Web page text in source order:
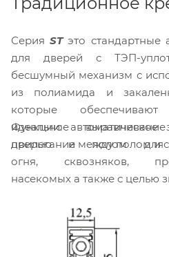
Серия ST это стандартные
для дверей с ТЭП-
бесшумный механизм с
из полиамида и
которые
идеальное
прилегание между полом и
Функции:
дверью и полом
огня, сквозняков,
насекомых а также с целью